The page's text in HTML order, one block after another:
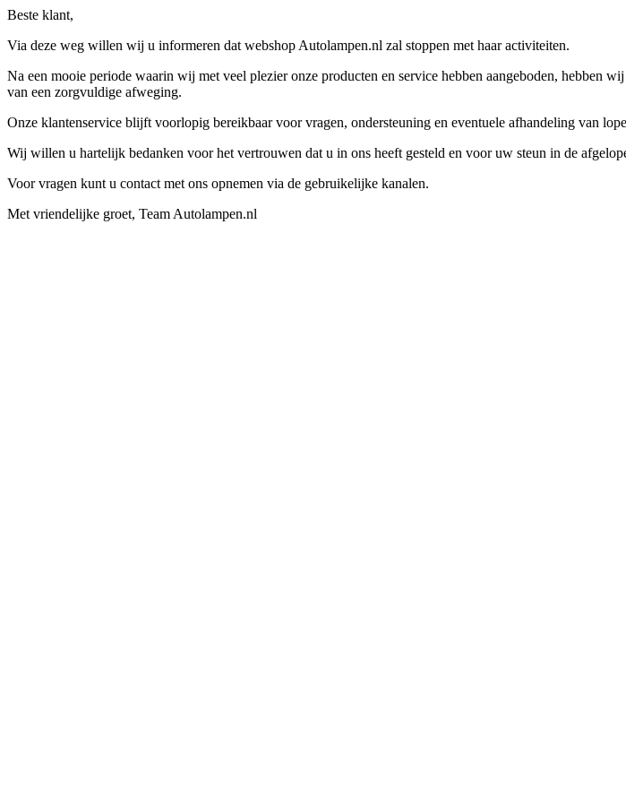
Beste klant,
Via deze weg willen wij u informeren dat webshop Autolampen.nl zal stoppen met haar activiteiten.
Na een mooie periode waarin wij met veel plezier onze producten en service hebben aangeboden, hebben
van een zorgvuldige afweging.
Onze klantenservice blijft voorlopig bereikbaar voor vragen, ondersteuning en eventuele afhandeling van
Wij willen u hartelijk bedanken voor het vertrouwen dat u in ons heeft gesteld en voor uw steun in de
Voor vragen kunt u contact met ons opnemen via de gebruikelijke kanalen.
Met vriendelijke groet, Team Autolampen.nl